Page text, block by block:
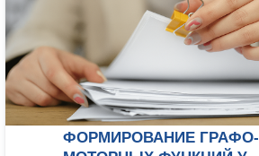
ФОРМИРОВАНИЕ ГРАФО-